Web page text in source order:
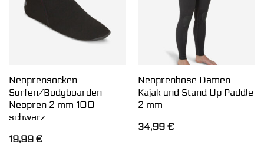
Neoprensocken
Surfen/Bodyboarden
Neopren 2 mm 100
schwarz
19,99 €
Neoprenhose Damen
Kajak und Stand Up Paddle
2 mm
34,99 €